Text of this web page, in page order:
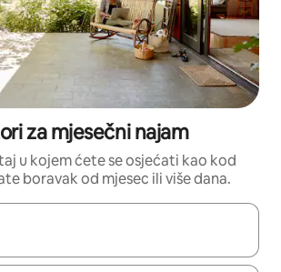
za mjesečni najam
u kojem ćete se osjećati kao kod
boravak od mjesec ili više dana.
rezultati, moći ćete ih pregledati